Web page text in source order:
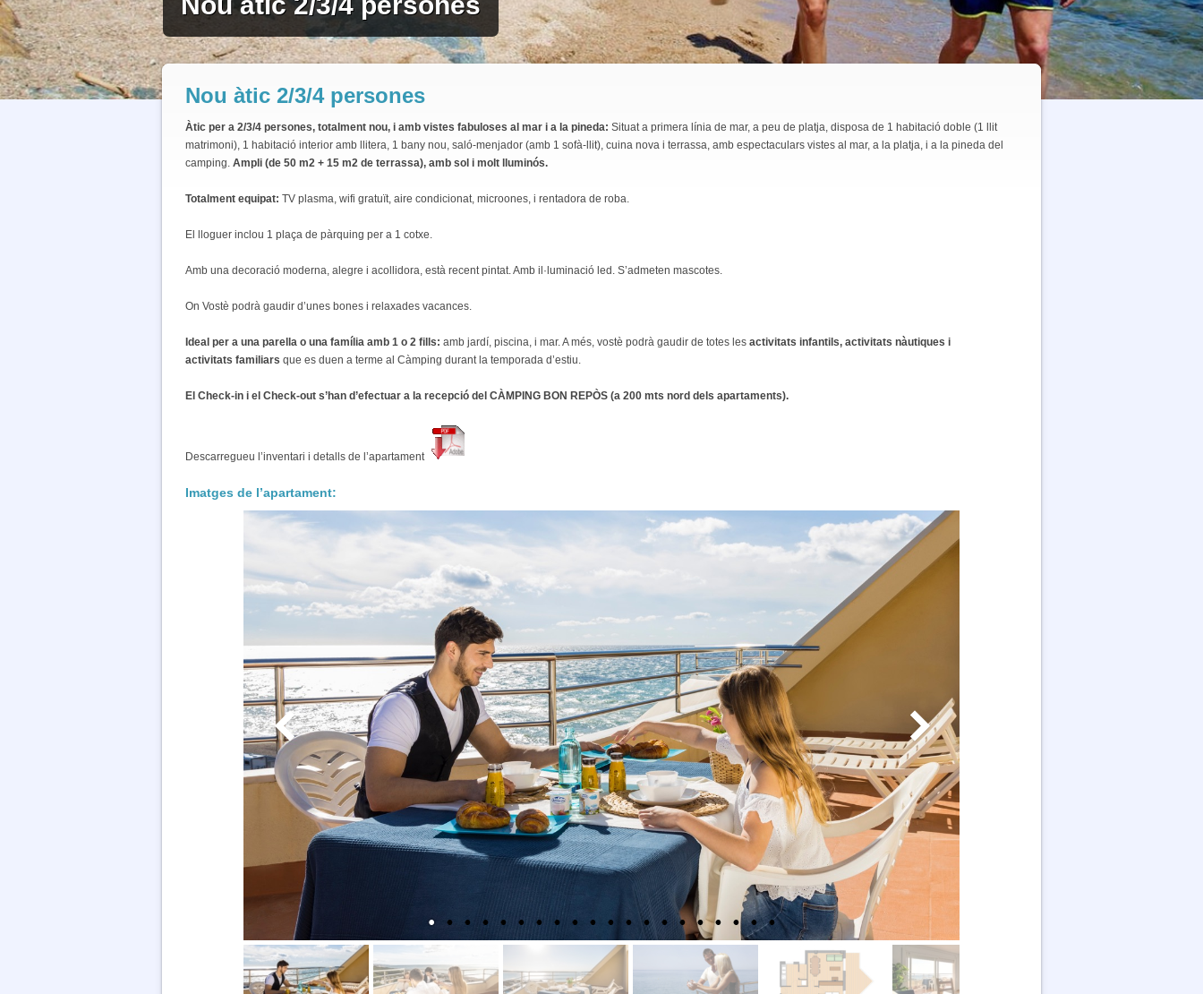
Nou àtic 2/3/4 persones
Àtic per a 2/3/4 persones, totalment nou, i amb vistes fabuloses al mar i a la pineda: Situat a primera línia de mar, a peu de platja, disposa de 1 habitació doble (1 llit
matrimoni), 1 habitació interior amb llitera, 1 bany nou, saló-menjador (amb 1 sofà-llit), cuina nova i terrassa, amb espectaculars vistes al mar, a la platja, i a la pineda del
camping. Ampli (de 50 m2 + 15 m2 de terrassa), amb sol i molt lluminós.
Totalment equipat: TV plasma, wifi gratuït, aire condicionat, microones, i rentadora de roba.
El lloguer inclou 1 plaça de pàrquing per a 1 cotxe.
Amb una decoració moderna, alegre i acollidora, està recent pintat. Amb il·luminació led. S’admeten mascotes.
On Vostè podrà gaudir d’unes bones i relaxades vacances.
Ideal per a una parella o una família amb 1 o 2 fills: amb jardí, piscina, i mar. A més, vostè podrà gaudir de totes les activitats infantils, activitats nàutiques i
activitats familiars que es duen a terme al Càmping durant la temporada d’estiu.
El Check-in i el Check-out s’han d’efectuar a la recepció del CÀMPING BON REPÒS (a 200 mts nord dels apartaments).
Descarregueu l’inventari i detalls de l’apartament
Imatges de l’apartament: